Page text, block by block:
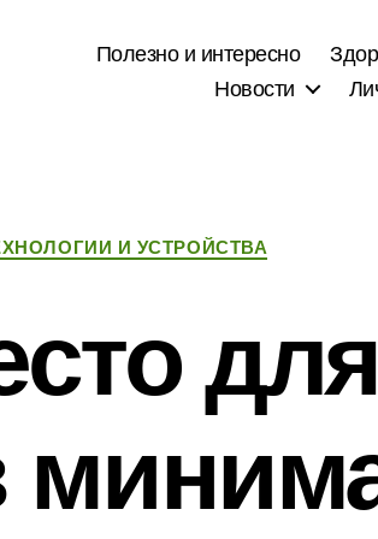
Полезно и интересно
Новости
Рубрики
И УСТРОЙСТВА